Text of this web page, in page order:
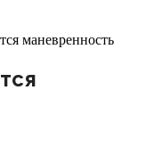
маневренность